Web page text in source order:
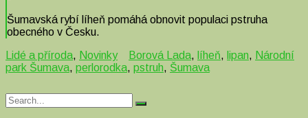
Šumavská rybí líheň pomáhá obnovit populaci pstruha
obecného v Česku.
Lidé a příroda, Novinky Borová Lada, líheň, lipan, Národní
park Šumava, perlorodka, pstruh, Šumava
Search
for:
Search